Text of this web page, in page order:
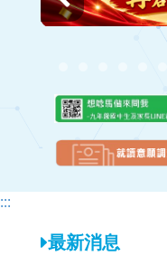
上
:::
最新消息